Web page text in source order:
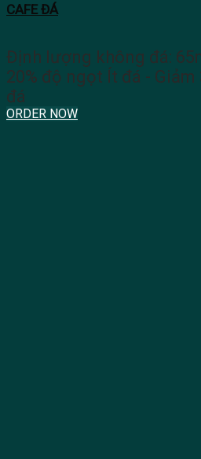
CAFE ĐÁ
Định lượng không đá:
20% độ ngọt Ít đá -
đá
ORDER NOW